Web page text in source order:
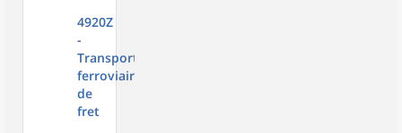
4920Z
-
Transports
ferroviaires
de
fret